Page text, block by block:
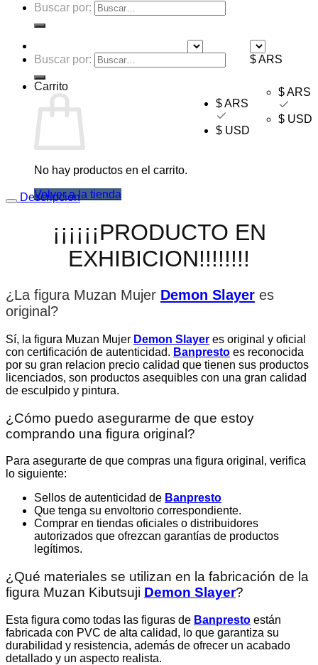
Buscar por:
$ ARS
$ ARS
$ USD
Buscar por:
Carrito
No hay productos en el carrito.
Volver a la tienda
$ ARS
$ USD
Descripción
¡¡¡¡¡¡PRODUCTO EN
EXHIBICION!!!!!!!!
¿La figura Muzan Mujer Demon Slayer es
original ?
Sí, la figura Muzan Mujer Demon Slayer es original y oficial
con certificación de autenticidad. Banpresto es reconocida
por su gran relacion precio calidad que tienen sus productos
licenciados, son productos asequibles con una gran calidad
de esculpido y pintura.
¿Cómo puedo asegurarme de que estoy
comprando una figura original?
Para asegurarte de que compras una figura original, verifica
lo siguiente:
Sellos de autenticidad de Banpresto
Que tenga su envoltorio correspondiente.
Comprar en tiendas oficiales o distribuidores
autorizados que ofrezcan garantías de productos
legítimos.
¿Qué materiales se utilizan en la fabricación de la
figura Muzan Kibutsuji Demon Slayer?
Esta figura como todas las figuras de Banpresto están
fabricada con PVC de alta calidad, lo que garantiza su
durabilidad y resistencia, además de ofrecer un acabado
detallado y un aspecto realista.